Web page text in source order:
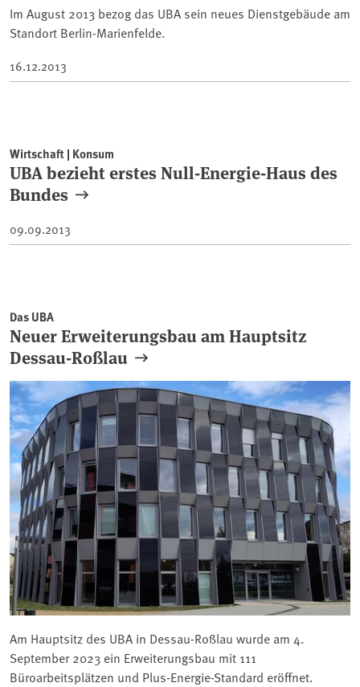
Im August 2013 bezog das UBA sein neues Dienstgebäude am
Standort Berlin-Marienfelde.
16.12.2013
Wirtschaft | Konsum
UBA bezieht erstes Null-Energie-Haus des
Bundes
09.09.2013
Das UBA
Neuer Erweiterungsbau am Hauptsitz
Dessau-Roßlau
Am Hauptsitz des UBA in Dessau-Roßlau wurde am 4.
September 2023 ein Erweiterungsbau mit 111
Büroarbeitsplätzen und Plus-Energie-Standard eröffnet.